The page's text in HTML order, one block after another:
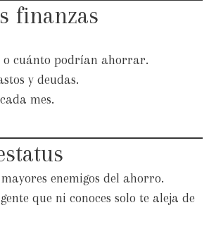
finanzas
o cuánto podrían ahorrar.
y deudas.
mes.
enemigos del ahorro.
que ni conoces solo te aleja de